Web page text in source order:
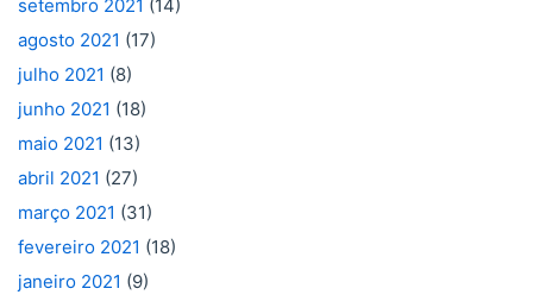
setembro 2021 (14)
agosto 2021 (17)
julho 2021 (8)
junho 2021 (18)
maio 2021 (13)
abril 2021 (27)
março 2021 (31)
fevereiro 2021 (18)
janeiro 2021 (9)